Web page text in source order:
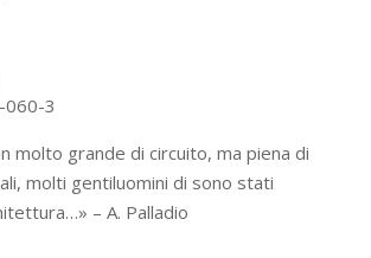
060-3
molto grande di circuito, ma piena di
molti gentiluomini di sono stati
– A. Palladio